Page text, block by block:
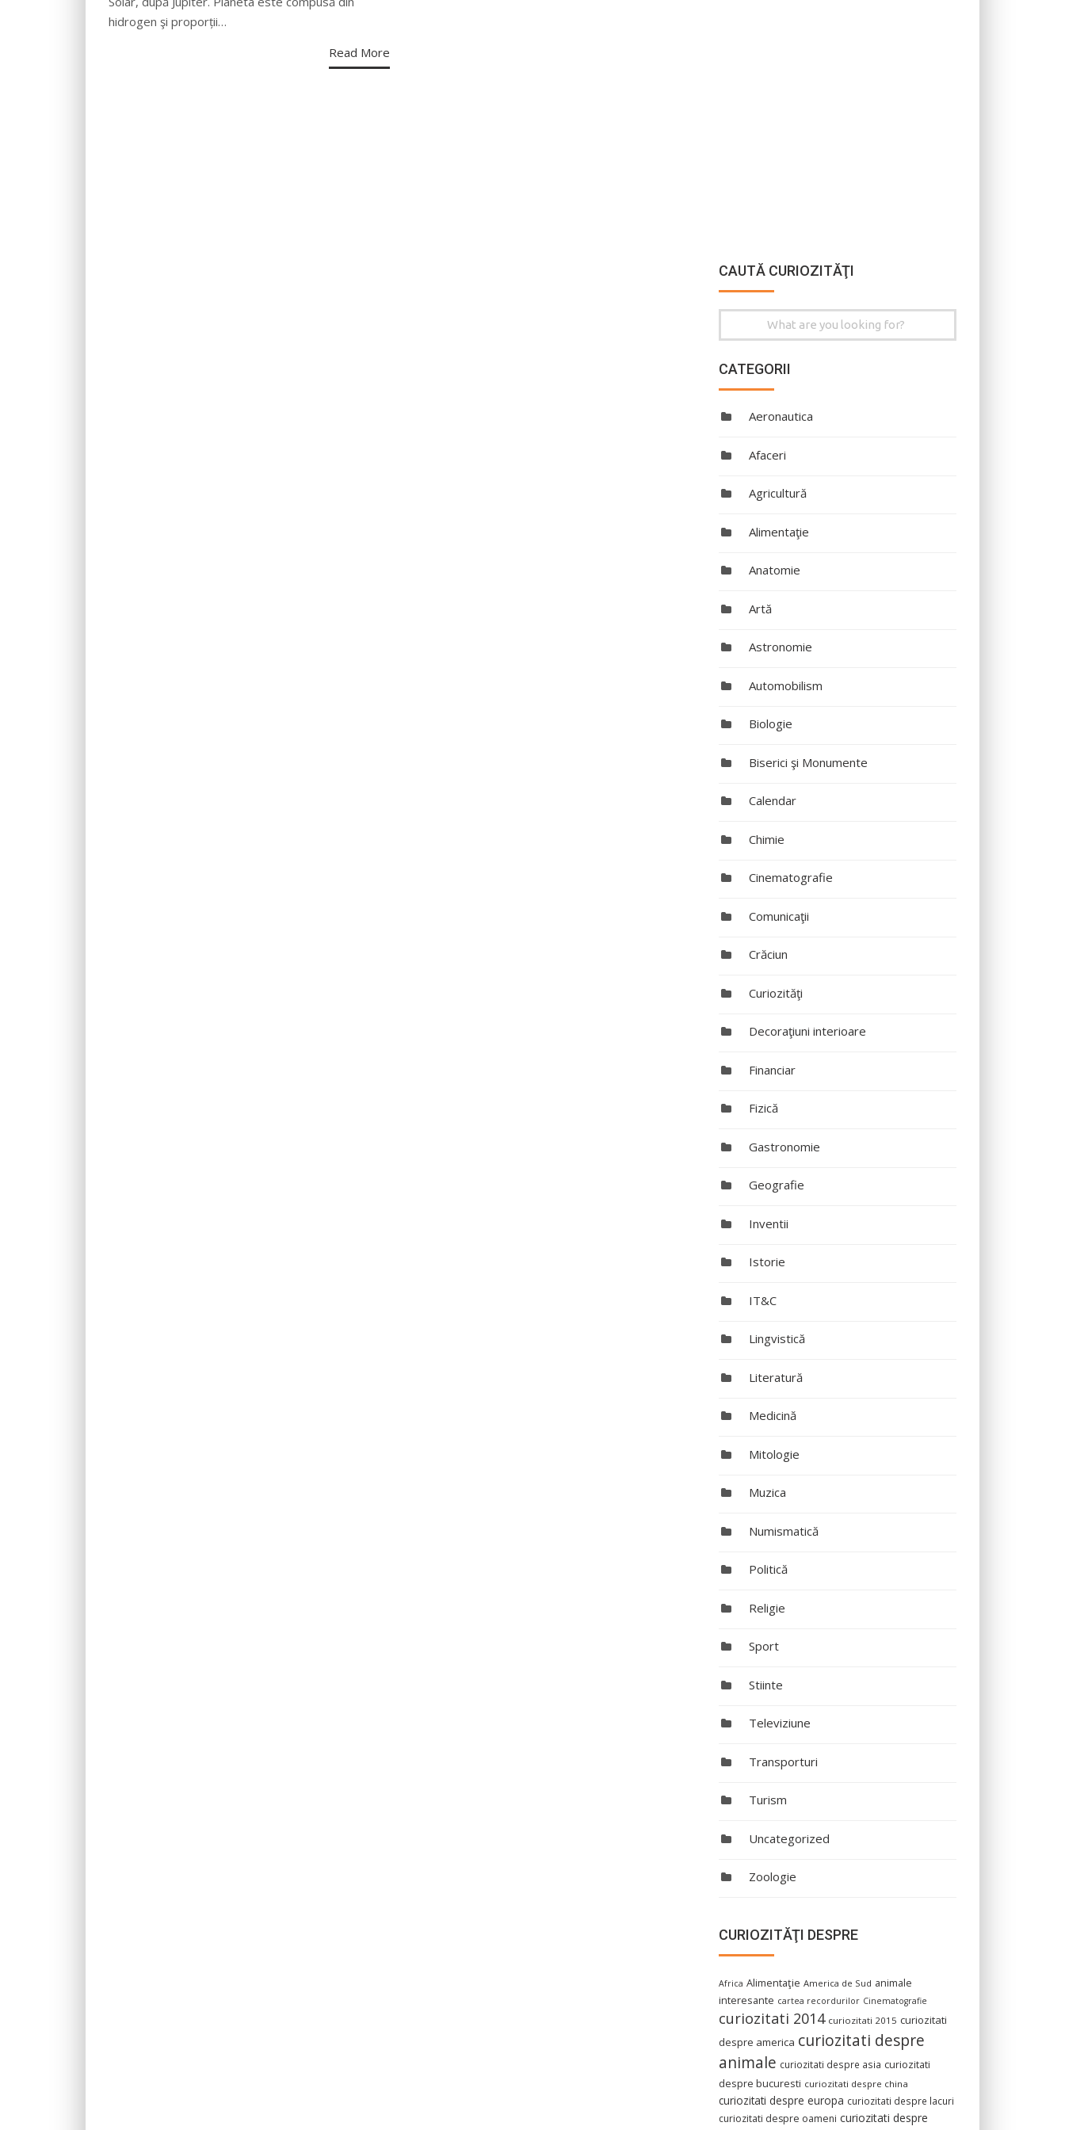
hidrogen şi proporții…
Read More
CAUTĂ CURIOZITĂŢI
Search
CATEGORII
Aeronautica
Afaceri
Agricultură
Alimentaţie
Anatomie
Artă
Astronomie
Automobilism
Biologie
Biserici şi Monumente
Calendar
Chimie
Cinematografie
Comunicaţii
Crăciun
Curiozităţi
Decoraţiuni interioare
Financiar
Fizică
Gastronomie
Geografie
Inventii
Istorie
IT&C
Lingvistică
Literatură
Medicină
Mitologie
Muzica
Numismatică
Politică
Religie
Sport
Stiinte
Televiziune
Transporturi
Turism
Uncategorized
Zoologie
CURIOZITĂŢI DESPRE
Africa Alimentaţie America de Sud animale
interesante cartea recordurilor Cinematografie
curiozitati 2014 curiozitati 2015 curiozitati
despre america curiozitati despre
animale curiozitati despre asia curiozitati
despre bucuresti curiozitati despre china
curiozitati despre europa curiozitati despre lacuri
curiozitati despre oameni curiozitati despre